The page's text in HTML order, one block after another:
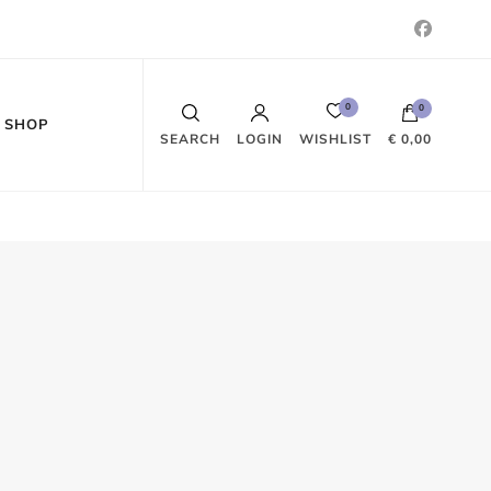
SHOP
SEARCH LOGIN
0
WISHLIST
0
€ 0,00